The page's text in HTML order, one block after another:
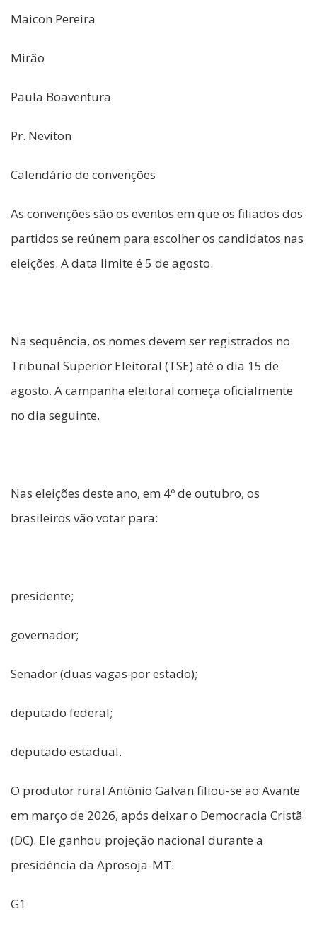
Maicon Pereira
Mirão
Paula Boaventura
Pr. Neviton
Calendário de convenções
As convenções são os eventos em que os filiados dos
partidos se reúnem para escolher os candidatos nas
eleições. A data limite é 5 de agosto.
Na sequência, os nomes devem ser registrados no
Tribunal Superior Eleitoral (TSE) até o dia 15 de
agosto. A campanha eleitoral começa oficialmente
no dia seguinte.
Nas eleições deste ano, em 4º de outubro, os
brasileiros vão votar para:
presidente;
governador;
Senador (duas vagas por estado);
deputado federal;
deputado estadual.
O produtor rural Antônio Galvan filiou-se ao Avante
em março de 2026, após deixar o Democracia Cristã
(DC). Ele ganhou projeção nacional durante a
presidência da Aprosoja-MT.
G1